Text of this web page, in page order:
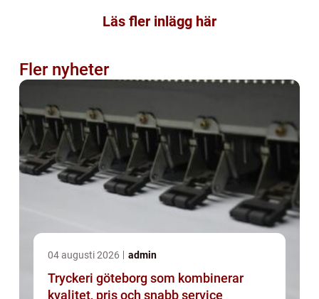
Läs fler inlägg här
Fler nyheter
04 augusti 2026 admin
Tryckeri göteborg som kombinerar
kvalitet, pris och snabb service